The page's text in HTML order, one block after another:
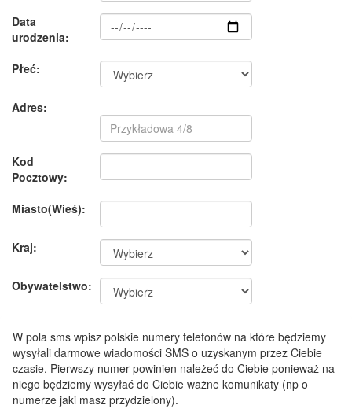
Data
urodzenia:
Płeć:
Adres:
Kod
Pocztowy:
Miasto(Wieś):
Kraj:
Obywatelstwo:
W pola sms wpisz polskie numery telefonów na które będziemy
wysyłali darmowe wiadomości SMS o uzyskanym przez Ciebie
czasie. Pierwszy numer powinien należeć do Ciebie ponieważ na
niego będziemy wysyłać do Ciebie ważne komunikaty (np o
numerze jaki masz przydzielony).